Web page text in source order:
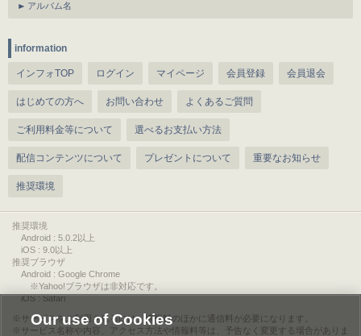
アルバム名
information
インフォTOP ログイン マイページ 会員登録 会員退会
はじめての方へ お問い合わせ よくあるご質問
ご利用料金等について 選べるお支払い方法
配信コンテンツについて プレゼントについて 重要なお知らせ
推奨環境
推奨環境
Android : 5.0.2以上
iOS : 9.0以上
推奨ブラウザ
Android : Google Chrome
※Yahoo!ブラウザは非対応です。
iOS : Safari
サービスをご利用されるには、情報料のほかに通信料が必要になります。
サービス名称や内容、アクセス方法や情報料等は、予告なく変更する場合がありま
Our use of Cookies